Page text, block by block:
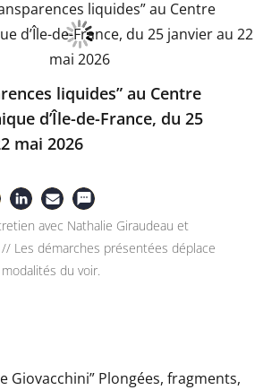
liquides” au Centre
d’Île-de-France, du 25
mai 2026
avec Nathalie Giraudeau et
// Les démarches présentées déplace
du voir.